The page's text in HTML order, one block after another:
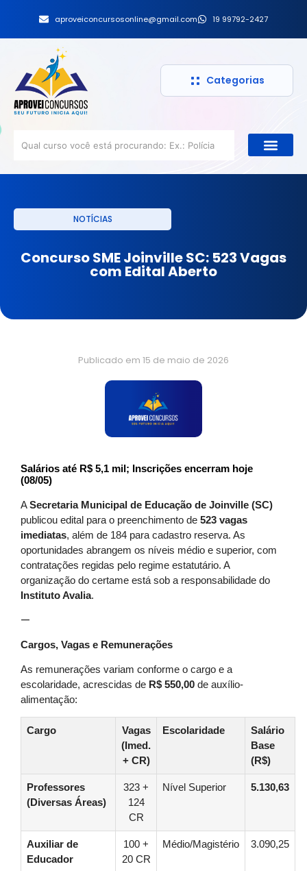
aproveiconcursosonline@gmail.com 19 99792-2427
Categorias
NOTÍCIAS
Concurso SME Joinville SC: 523 Vagas
com Edital Aberto
Publicado em 15 de maio de 2026
Salários até R$ 5,1 mil; Inscrições encerram hoje
(08/05)
ASecretaria Municipal de Educação de Joinville (SC)
publicou edital para o preenchimento de 523 vagas
imediatas, além de 184 para cadastro reserva. As
oportunidades abrangem os níveis médio e superior, com
contratações regidas pelo regime estatutário. A
organização do certame está sob a responsabilidade do
Instituto Avalia.
—
Cargos, Vagas e Remunerações
As remunerações variam conforme o cargo e a
escolaridade, acrescidas de R$ 550,00 de auxílio-
alimentação:
Cargo
Vagas
(Imed.
+ CR)
Escolaridade
Salário
Base
(R$)
Professores
(Diversas Áreas)
323 +
124
CR
Nível Superior 5.130,63
Auxiliar de
Educador
100 +
20 CR
Médio/Magistério 3.090,25